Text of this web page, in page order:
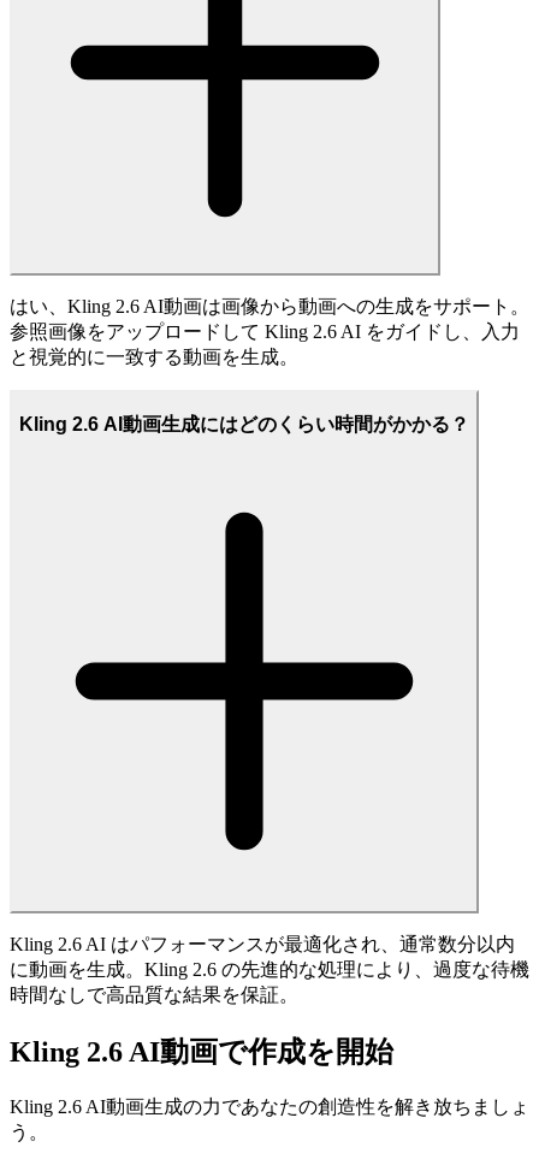
はい、Kling 2.6 AI動画は画像から動画への生成をサポート。
参照画像をアップロードして Kling 2.6 AI をガイドし、入力
と視覚的に一致する動画を生成。
Kling 2.6 AI動画生成にはどのくらい時間がかかる？
Kling 2.6 AI はパフォーマンスが最適化され、通常数分以内
に動画を生成。Kling 2.6 の先進的な処理により、過度な待機
時間なしで高品質な結果を保証。
Kling 2.6 AI動画で作成を開始
Kling 2.6 AI動画生成の力であなたの創造性を解き放ちましょ
う。